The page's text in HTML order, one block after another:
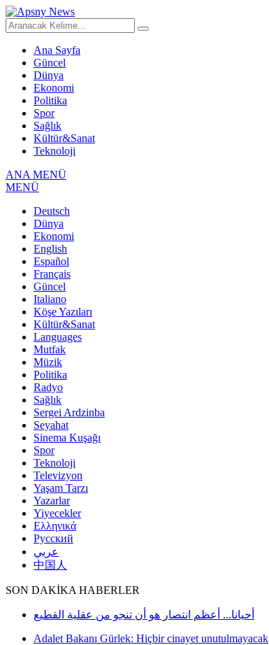
Ana Sayfa
Güncel
Dünya
Ekonomi
Politika
Spor
Sağlık
Kültür&Sanat
Teknoloji
ANA MENÜ
MENÜ
Deutsch
Dünya
Ekonomi
English
Español
Français
Güncel
Italiano
Köşe Yazıları
Kültür&Sanat
Languages
Mutfak
Müzik
Politika
Radyo
Sağlık
Sergei Ardzinba
Seyahat
Sinema Kuşağı
Spor
Teknoloji
Televizyon
Yaşam Tarzı
Yazarlar
Yiyecekler
Ελληνικά
Русский
عربي
中国人
SON DAKİKA HABERLER
أحيانا... أعظم انتصار هو أن تنجو من عقلية القطيع
Adalet Bakanı Gürlek: Hiçbir cinayet unutulmayacak